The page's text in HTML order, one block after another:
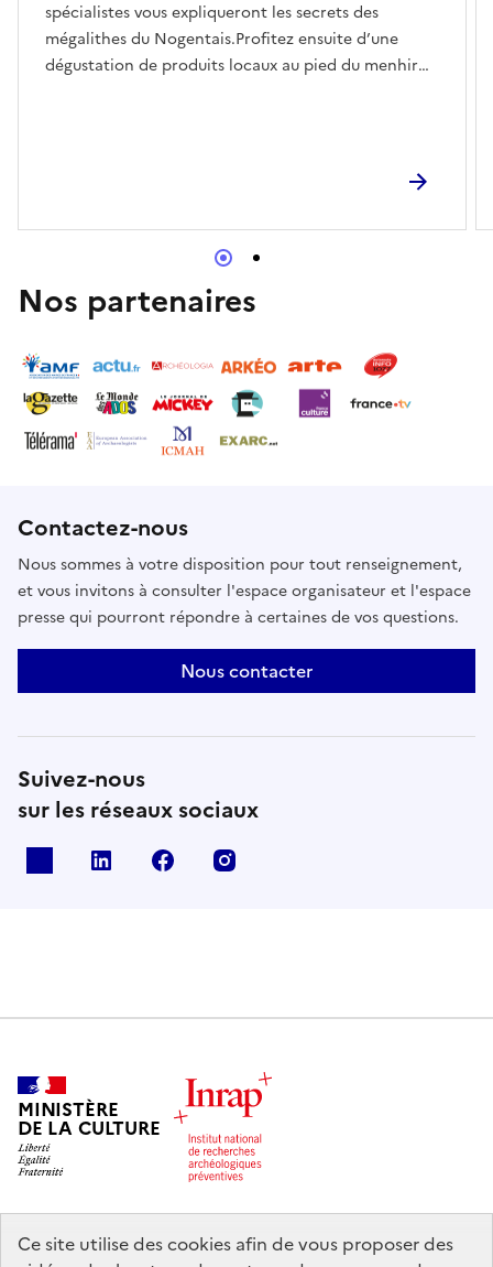
Ce site utilise des cookies afin de vous proposer des
spécialistes vous expliqueront les secrets des
mégalithes du Nogentais.Profitez ensuite d’une
dégustation de produits locaux au pied du menhir
Champ des possibles). RDV à 10h30 dans la cour du
musée pour un départ en navette vers Saint-Aubin
ou directement au parking de l'église de Saint-Aubin
à 11h.En partenarait avec le service des sports de
Nos partenaires
Contactez-nous
Nous sommes à votre disposition pour tout renseignement,
et vous invitons à consulter l'espace organisateur et l'espace
presse qui pourront répondre à certaines de vos questions.
Nous contacter
Suivez-nous
sur les réseaux sociaux
Linkedin Facebook
MINISTÈRE
DE LA CULTURE